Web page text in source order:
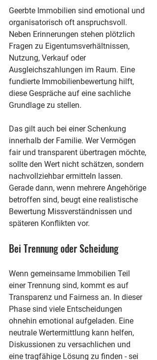
Geerbte Immobilien sind emotional und
organisatorisch oft anspruchsvoll.
Neben Erinnerungen stehen plötzlich
Fragen zu Eigentumsverhältnissen,
Nutzung, Verkauf oder
Ausgleichszahlungen im Raum. Eine
fundierte Immobilienbewertung hilft,
diese Gespräche auf eine sachliche
Grundlage zu stellen.
Das gilt auch bei einer Schenkung
innerhalb der Familie. Wer Vermögen
fair und transparent übertragen möchte,
sollte den Wert nicht schätzen, sondern
nachvollziehbar ermitteln lassen.
Gerade dann, wenn mehrere Angehörige
betroffen sind, beugt eine realistische
Bewertung Missverständnissen und
späteren Konflikten vor.
Bei Trennung oder Scheidung
Wenn gemeinsame Immobilien Teil
einer Trennung sind, kommt es auf
Transparenz und Fairness an. In dieser
Phase sind viele Entscheidungen
ohnehin emotional aufgeladen. Eine
neutrale Wertermittlung kann helfen,
Diskussionen zu versachlichen und
eine tragfähige Lösung zu finden - sei